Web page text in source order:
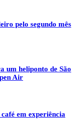
pelo segundo mês
um heliponto de São
Air
em experiência